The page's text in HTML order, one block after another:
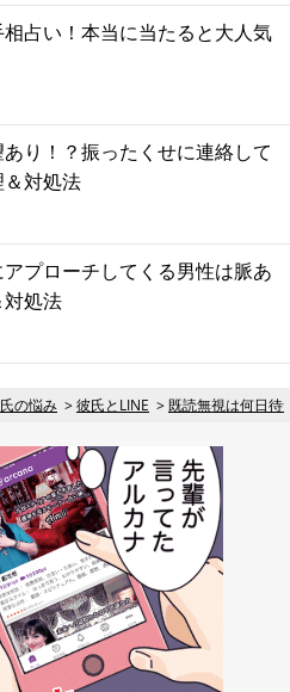
占い！本当に当たると大人気
り！？振ったくせに連絡して
＆対処法
プローチしてくる男性は脈あ
対処法
の悩み 彼氏とLINE 既読無視は何日待